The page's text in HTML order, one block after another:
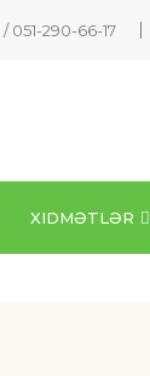
/051-290-66-17
XIDMƏTLƏR